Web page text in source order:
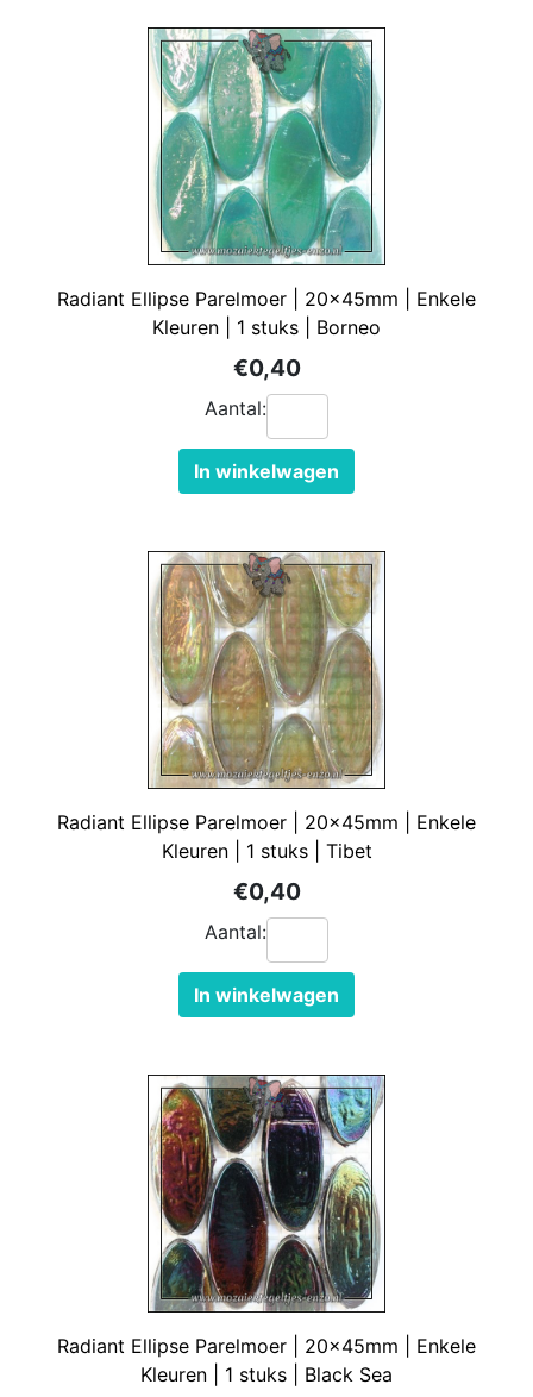
Radiant Ellipse Parelmoer | 20x45mm | Enkele
Kleuren | 1 stuks | Borneo
€0,40
Aantal:
In winkelwagen
Radiant Ellipse Parelmoer | 20x45mm | Enkele
Kleuren | 1 stuks | Tibet
€0,40
Aantal:
In winkelwagen
Radiant Ellipse Parelmoer | 20x45mm | Enkele
Kleuren | 1 stuks | Black Sea